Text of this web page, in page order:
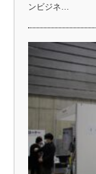
ンビジネ…